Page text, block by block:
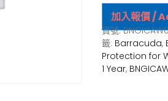
加入報價 /
貨號:
籤: Barracuda,
Protection for
1 Year,